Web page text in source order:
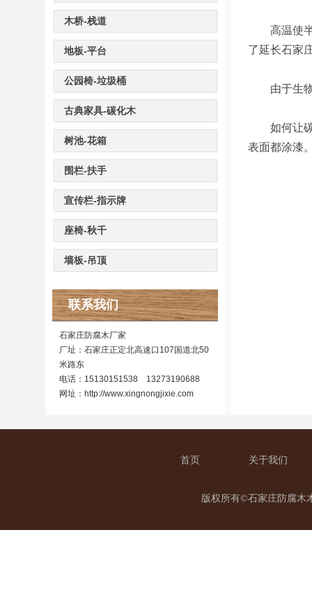
木桥-栈道
地板-平台
公园椅-垃圾桶
古典家具-碳化木
树池-花箱
围栏-扶手
宣传栏-指示牌
座椅-秋千
墙板-吊顶
联系我们
石家庄防腐木厂家
厂址：石家庄正定北高速口107国道北50
米路东
电话：15130151538 13273190688
网址： http://www.xingnongjixie.com
高温使半
了延长石家
由于生物
如何让碳
表面都涂漆
首页 关于我们
版权所有©石家庄防腐